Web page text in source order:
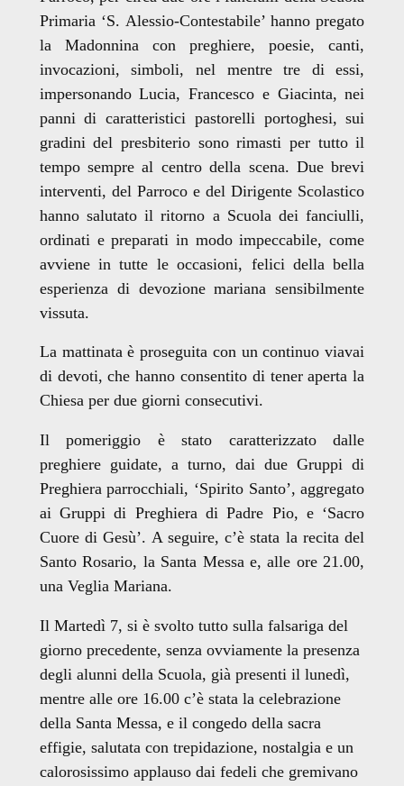
Primaria ‘S. Alessio-Contestabile’ hanno pregato
la Madonnina con preghiere, poesie, canti,
invocazioni, simboli, nel mentre tre di essi,
impersonando Lucia, Francesco e Giacinta, nei
panni di caratteristici pastorelli portoghesi, sui
gradini del presbiterio sono rimasti per tutto il
tempo sempre al centro della scena. Due brevi
interventi, del Parroco e del Dirigente Scolastico
hanno salutato il ritorno a Scuola dei fanciulli,
ordinati e preparati in modo impeccabile, come
avviene in tutte le occasioni, felici della bella
esperienza di devozione mariana sensibilmente
vissuta.
La mattinata è proseguita con un continuo viavai
di devoti, che hanno consentito di tener aperta la
Chiesa per due giorni consecutivi.
Il pomeriggio è stato caratterizzato dalle
preghiere guidate, a turno, dai due Gruppi di
Preghiera parrocchiali, ‘Spirito Santo’, aggregato
ai Gruppi di Preghiera di Padre Pio, e ‘Sacro
Cuore di Gesù’. A seguire, c’è stata la recita del
Santo Rosario, la Santa Messa e, alle ore 21.00,
una Veglia Mariana.
Il Martedì 7, si è svolto tutto sulla falsariga del
giorno precedente, senza ovviamente la presenza
degli alunni della Scuola, già presenti il lunedì,
mentre alle ore 16.00 c’è stata la celebrazione
della Santa Messa, e il congedo della sacra
effigie, salutata con trepidazione, nostalgia e un
calorosissimo applauso dai fedeli che gremivano